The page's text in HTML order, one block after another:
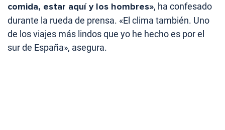
comida, estar aquí y los hombres», ha confesado
durante la rueda de prensa. «El clima también. Uno
de los viajes más lindos que yo he hecho es por el
sur de España», asegura.